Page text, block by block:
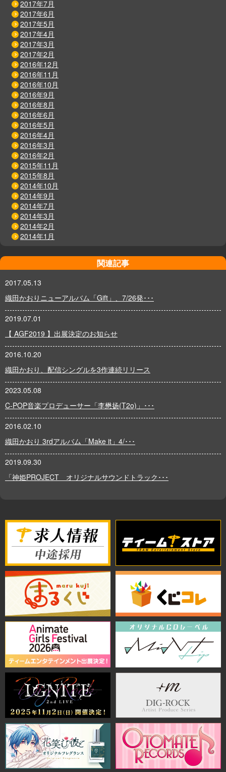
2017年7月
2017年6月
2017年5月
2017年4月
2017年3月
2017年2月
2016年12月
2016年11月
2016年10月
2016年9月
2016年8月
2016年6月
2016年5月
2016年4月
2016年3月
2016年2月
2015年11月
2015年8月
2014年10月
2014年9月
2014年7月
2014年3月
2014年2月
2014年1月
関連記事
2017.05.13
織田かおりニューアルバム「Gift」、7/26発･･･
2019.07.01
【 AGF2019 】出展決定のお知らせ
2016.10.20
織田かおり、配信シングルを3作連続リリース
2023.05.08
C-POP音楽プロデューサー「李懋扬(T2o)」･･･
2016.02.10
織田かおり 3rdアルバム「Make it」4/･･･
2019.09.30
「神姫PROJECT オリジナルサウンドトラック･･･